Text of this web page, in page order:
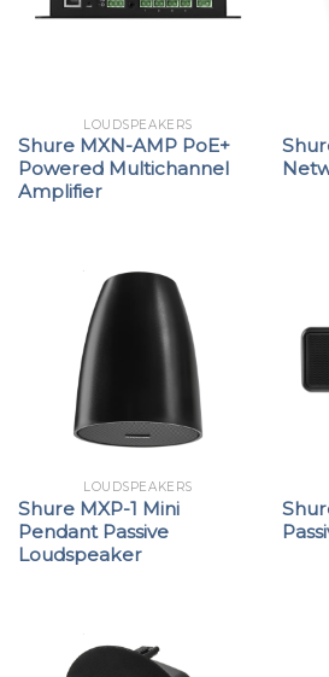
LOUDSPEAKERS
Shure MXN-AMP PoE+
Powered Multichannel
Amplifier
LOUDSPEAKERS
Shure MXP-1 Mini
Pendant Passive
Loudspeaker